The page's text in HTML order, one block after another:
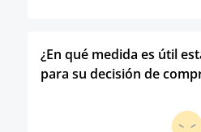
¿En qué medida es útil
para su decisión de